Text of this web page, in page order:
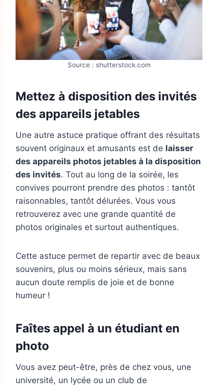
m
a
i
Source : shutterstock.com
Mettez à disposition des invités
des appareils jetables
Une autre astuce pratique offrant des résultats
souvent originaux et amusants est de laisser
des appareils photos jetables à la disposition
des invités. Tout au long de la soirée, les
convives pourront prendre des photos : tantôt
raisonnables, tantôt délurées. Vous vous
retrouverez avec une grande quantité de
photos originales et surtout authentiques.
Cette astuce permet de repartir avec de beaux
souvenirs, plus ou moins sérieux, mais sans
aucun doute remplis de joie et de bonne
humeur !
Faîtes appel à un étudiant en
photo
Vous avez peut-être, près de chez vous, une
université, un lycée ou un club de